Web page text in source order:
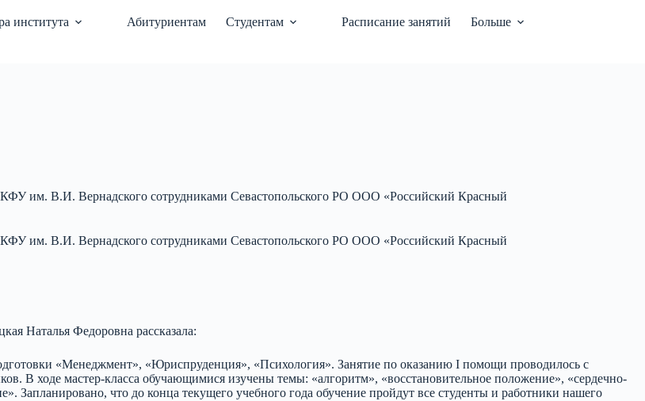
экономико-гуманитарный институт
института Абитуриентам Студентам Расписание занятий Больше
КФУ им. В.И. Вернадского сотрудниками Севастопольского РО ООО «Российский Красный
КФУ им. В.И. Вернадского сотрудниками Севастопольского РО ООО «Российский Красный
Наталья Федоровна рассказала:
«Менеджмент», «Юриспруденция», «Психология». Занятие по оказанию I помощи проводилось с
В ходе мастер-класса обучающимися изучены темы: «алгоритм», «восстановительное положение», «сердечно-
Запланировано, что до конца текущего учебного года обучение пройдут все студенты и работники нашего